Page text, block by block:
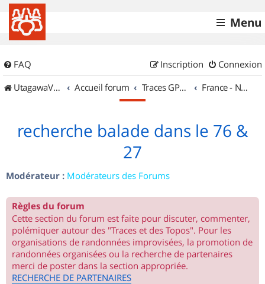
Menu
FAQ Connexion
Inscription
UtagawaVTT (Randos VTT et VTTAE avec traces GPS)
Accueil forum Traces GPS de randos VTT France - Nord Ouest
recherche balade dans le 76 &
27
Modérateur : Modérateurs des Forums
Règles du forum
Cette section du forum est faite pour discuter, commenter,
polémiquer autour des "Traces et des Topos". Pour les
organisations de randonnées improvisées, la promotion de
randonnées organisées ou la recherche de partenaires
merci de poster dans la section appropriée.
RECHERCHE DE PARTENAIRES